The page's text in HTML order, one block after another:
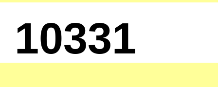
10331